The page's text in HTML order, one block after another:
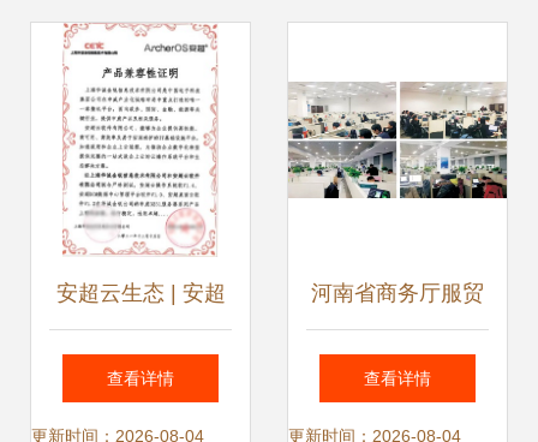
安超云生态 | 安超
云与华诚金锐完成
产品兼容互认证 携
查看详情
更新时间：2026-08-04
河南省商务厅服贸
处处长王苏一行莅
临云和数据检查指
查看详情
更新时间：2026-08-04